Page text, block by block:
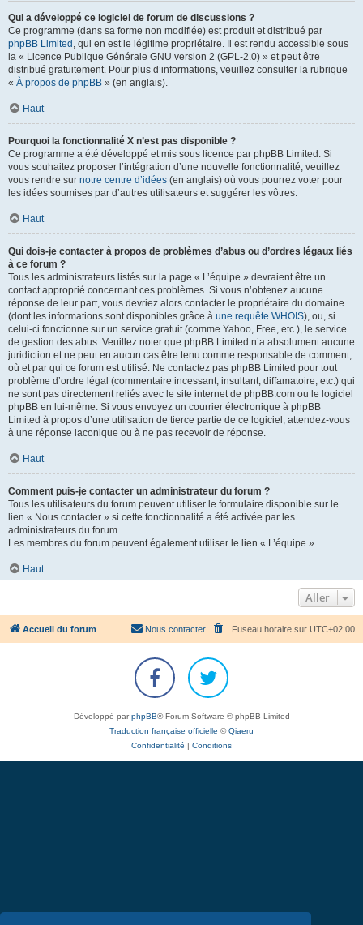
Qui a développé ce logiciel de forum de discussions ?
Ce programme (dans sa forme non modifiée) est produit et distribué par
phpBB Limited , qui en est le légitime propriétaire. Il est rendu accessible sous
la « Licence Publique Générale GNU version 2 (GPL-2.0) » et peut être
distribué gratuitement. Pour plus d’informations, veuillez consulter la rubrique
« À propos de phpBB » (en anglais).
Haut
Pourquoi la fonctionnalité X n’est pas disponible ?
Ce programme a été développé et mis sous licence par phpBB Limited. Si
vous souhaitez proposer l’intégration d’une nouvelle fonctionnalité, veuillez
vous rendre sur notre centre d’idées (en anglais) où vous pourrez voter pour
les idées soumises par d’autres utilisateurs et suggérer les vôtres.
Haut
Qui dois-je contacter à propos de problèmes d’abus ou d’ordres légaux liés
à ce forum ?
Tous les administrateurs listés sur la page « L’équipe » devraient être un
contact approprié concernant ces problèmes. Si vous n’obtenez aucune
réponse de leur part, vous devriez alors contacter le propriétaire du domaine
(dont les informations sont disponibles grâce à une requête WHOIS), ou, si
celui-ci fonctionne sur un service gratuit (comme Yahoo, Free, etc.), le service
de gestion des abus. Veuillez noter que phpBB Limited n’a absolument aucune
juridiction et ne peut en aucun cas être tenu comme responsable de comment,
où et par qui ce forum est utilisé. Ne contactez pas phpBB Limited pour tout
problème d’ordre légal (commentaire incessant, insultant, diffamatoire, etc.) qui
ne sont pas directement reliés avec le site internet de phpBB.com ou le logiciel
phpBB en lui-même. Si vous envoyez un courrier électronique à phpBB
Limited à propos d’une utilisation de tierce partie de ce logiciel, attendez-vous
à une réponse laconique ou à ne pas recevoir de réponse.
Haut
Comment puis-je contacter un administrateur du forum ?
Tous les utilisateurs du forum peuvent utiliser le formulaire disponible sur le
lien « Nous contacter » si cette fonctionnalité a été activée par les
administrateurs du forum.
Les membres du forum peuvent également utiliser le lien « L’équipe ».
Haut
Aller
Accueil du forum Fuseau horaire sur UTC+02:00
Nous contacter
Développé parphpBB® Forum Software © phpBB Limited
Traduction française officielle ©Qiaeru
Confidentialité
Conditions